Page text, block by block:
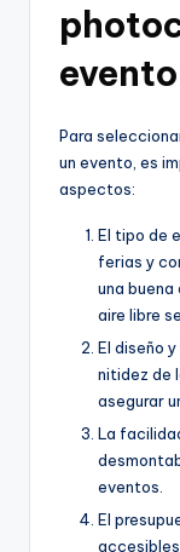
evento
Para
un evento, es
aspectos:
El tipo de
ferias y
una
aire libre
El diseño
nitidez de
asegurar
La
eventos.
El